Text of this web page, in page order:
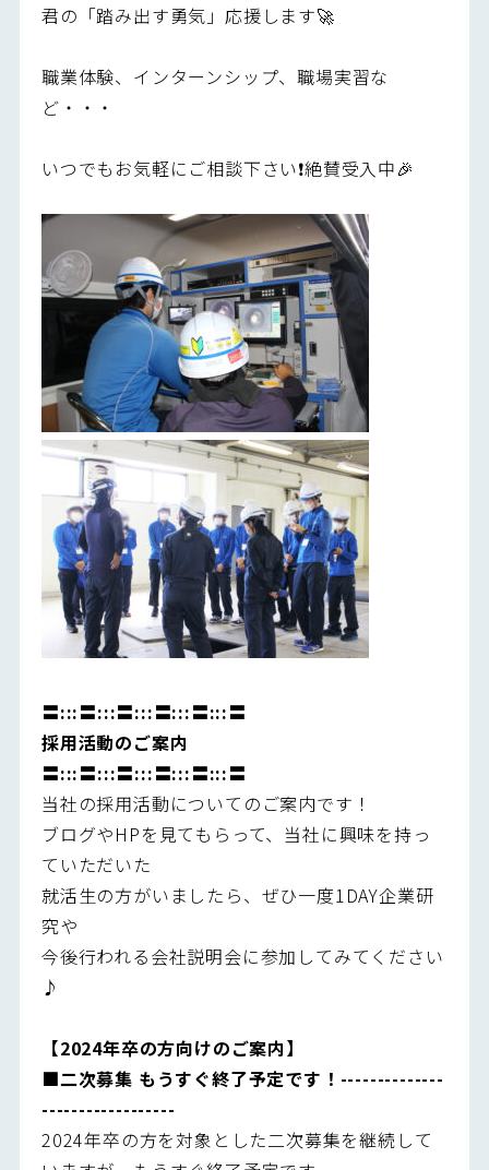
君の「踏み出す勇気」応援します🚀
職業体験、インターンシップ、職場実習な
ど・・・
いつでもお気軽にご相談下さい❗️絶賛受入中🎉
〓:::〓:::〓:::〓:::〓:::〓
採用活動のご案内
〓:::〓:::〓:::〓:::〓:::〓
当社の採用活動についてのご案内です！
ブログやHPを見てもらって、当社に興味を持っ
ていただいた
就活生の方がいましたら、ぜひ一度1DAY企業研
究や
今後行われる会社説明会に参加してみてください
♪
【2024年卒の方向けのご案内】
■二次募集 もうすぐ終了予定です！--------------
------------------
2024年卒の方を対象とした二次募集を継続して